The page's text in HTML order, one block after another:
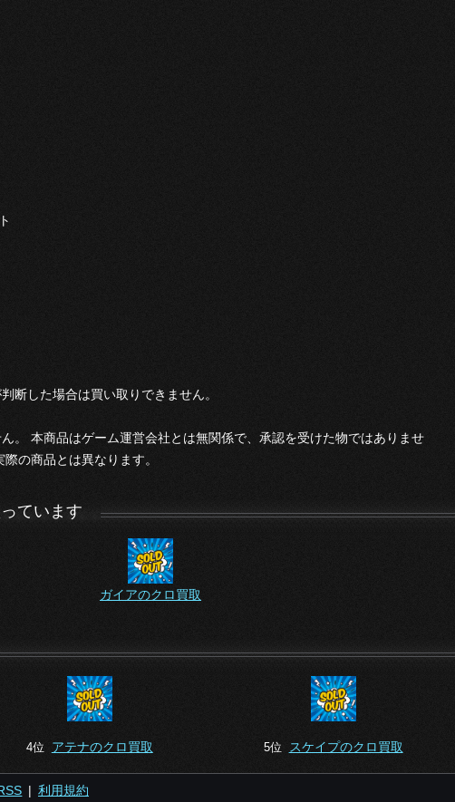
断した場合は買い取りできません。
。 本商品はゲーム運営会社とは無関係で、承認を受けた物ではありませ
の商品とは異なります。
ています
ガイアのクロ買取
4位 アテナのクロ買取 5位 スケイプのクロ買取
|利用規約